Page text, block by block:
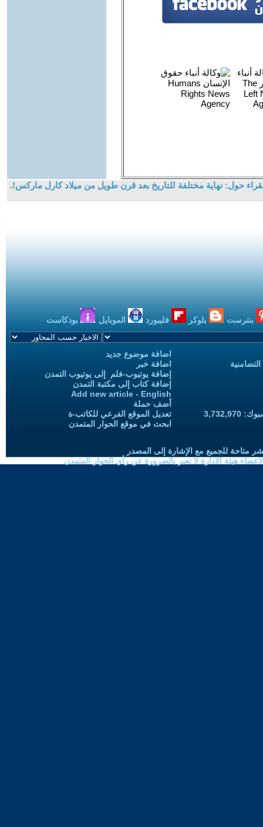
حول: نهاية مختلفة للتاريخ بعد قرن طويل من ميلاد كارل ماركس!.
بنترست بلوكر فليبورد الموبايل بودكاست
اضافة موضوع جديد
اضافة خبر
إضافة يوتيوب-فلم إلى يوتيوب التمدن
إضافة كتاب إلى مكتبة التمدن
Add new article - English
أضف حملة
تعديل الموقع الفرعي للكاتب-ة
ابحث في موقع الحوار المتمدن
متاحة للجميع مع الإشارة إلى المصدر
هيئة الادارة لا تعبر بالضرورة عن رأي الحوار المتمدن